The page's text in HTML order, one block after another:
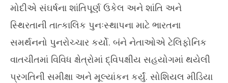
NOW VIEWING
નરેન્દ્ર મોદીએ ફ્રાન્સના રાષ્ટ્રપતિ ઇમેન્યુઅલ મેક્રોન સાથે વાત કરી
7, 2025
મોદીએ સંઘર્ષના શાંતિપૂર્ણ ઉકેલ અને શાંતિ અને
સ્થિરતાની તાત્કાલિક પુનઃસ્થાપના માટે ભારતના
સમર્થનનો પુનરોચ્ચાર કર્યો. બંને નેતાઓએ ટેલિફોનિક
વાતચીતમાં વિવિધ ક્ષેત્રોમાં દ્વિપક્ષીય સહયોગમાં થયેલી
પ્રગતિની સમીક્ષા અને મૂલ્યાંકન કર્યું. સોશિયલ મીડિયા